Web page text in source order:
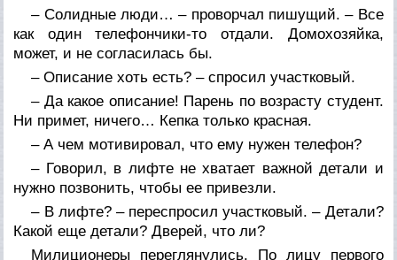
– Солидные люди… – проворчал пишущий. – Все
как один телефончики-то отдали. Домохозяйка,
может, и не согласилась бы.
– Описание хоть есть? – спросил участковый.
– Да какое описание! Парень по возрасту студент.
Ни примет, ничего… Кепка только красная.
– А чем мотивировал, что ему нужен телефон?
– Говорил, в лифте не хватает важной детали и
нужно позвонить, чтобы ее привезли.
– В лифте? – переспросил участковый. – Детали?
Какой еще детали? Дверей, что ли?
Милиционеры переглянулись. По лицу первого